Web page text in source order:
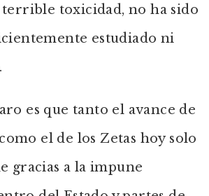
terrible toxicidad, no ha sido
estudiado ni
es que tanto el avance de
el de los Zetas hoy solo
gracias a la impune